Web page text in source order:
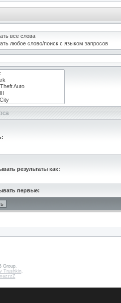
все слова
любое слово/поиск с языком запросов
результаты как:
первые:
Group.
Trushkin.